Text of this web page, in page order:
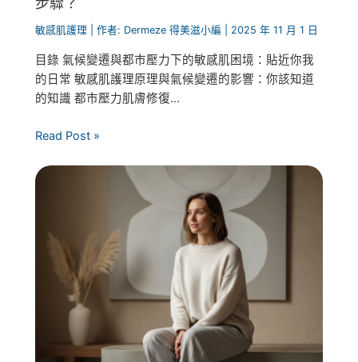
敏感肌護理 | 作者: Dermeze 得美滋小編 2025 年 11 月 1 日
目錄 氣候變遷與都市壓力下的敏感肌困境：貼近你我
的日常 敏感肌護理原理與氣候變遷的影響：你該知道
的知識 都市壓力肌膚修復...
Read Post »